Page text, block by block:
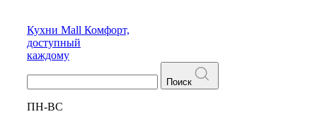
Кухни Mall Комфорт,
доступный
каждому
Поиск
ПН-ВС